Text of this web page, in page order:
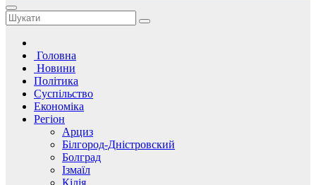
Головна
Новини
Політика
Суспільство
Економіка
Регіон
Арциз
Білгород-Дністровский
Болград
Ізмаїл
Кілія